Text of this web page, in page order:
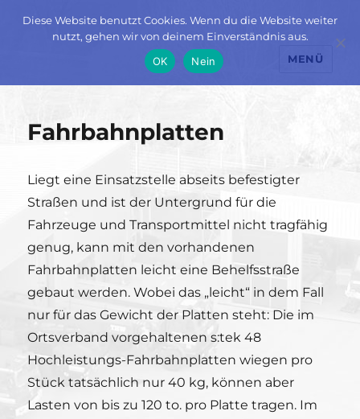
MENÜ
Fahrbahnplatten
Liegt eine Einsatzstelle abseits befestigter
Straßen und ist der Untergrund für die
Fahrzeuge und Transportmittel nicht tragfähig
genug, kann mit den vorhandenen
Fahrbahnplatten leicht eine Behelfsstraße
gebaut werden. Wobei das „leicht“ in dem Fall
nur für das Gewicht der Platten steht: Die im
Ortsverband vorgehaltenen s:tek 48
Hochleistungs-Fahrbahnplatten wiegen pro
Stück tatsächlich nur 40 kg, können aber
Lasten von bis zu 120 to. pro Platte tragen. Im
Diese Website benutzt Cookies. Wenn du die Website weiter
nutzt, gehen wir von deinem Einverständnis aus.
OK
Nein